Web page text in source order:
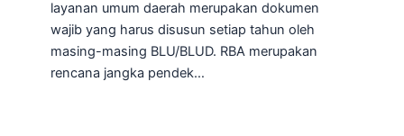
layanan umum daerah merupakan dokumen
wajib yang harus disusun setiap tahun oleh
masing-masing BLU/BLUD. RBA merupakan
rencana jangka pendek…